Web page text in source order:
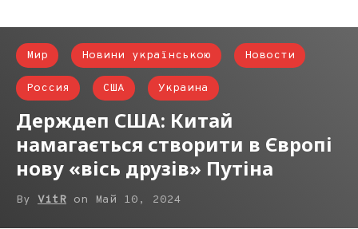
Мир Новини українською Новости
Россия США Украина
Держдеп США: Китай
намагається створити в Європі
нову «вісь друзів» Путіна
By VitR on Май 10, 2024